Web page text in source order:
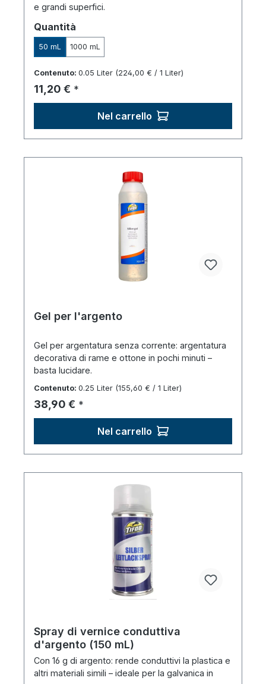
e grandi superfici.
Seleziona
Quantità
50 mL 1000 mL
Contenuto: 0.05 Liter (224,00 € / 1 Liter)
Prezzo normale:
11,20 € *
Nel carrello
Gel per l'argento
Gel per argentatura senza corrente: argentatura
decorativa di rame e ottone in pochi minuti –
basta lucidare.
Contenuto: 0.25 Liter (155,60 € / 1 Liter)
Prezzo normale:
38,90 € *
Nel carrello
Spray di vernice conduttiva
d'argento (150 mL)
Con 16 g di argento: rende conduttivi la plastica e
altri materiali simili – ideale per la galvanica in